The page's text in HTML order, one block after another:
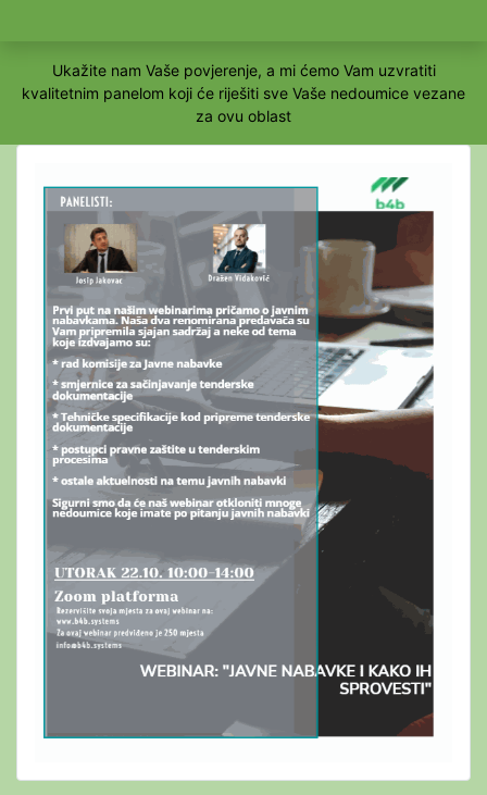
Ukažite nam Vaše povjerenje, a mi ćemo Vam uzvratiti
kvalitetnim panelom koji će riješiti sve Vaše nedoumice vezane
za ovu oblast